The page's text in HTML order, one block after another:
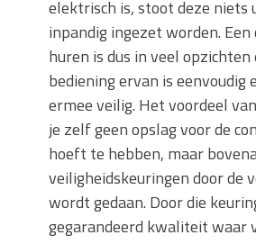
elektrisch is, stoot deze niets
inpandig ingezet worden.
huren is dus in veel opzichten
bediening ervan is eenvoudig
ermee veilig. Het voordeel
je zelf geen opslag voor de
hoeft te hebben, maar
veiligheidskeuringen door de
wordt gedaan. Door die
gegarandeerd kwaliteit waar